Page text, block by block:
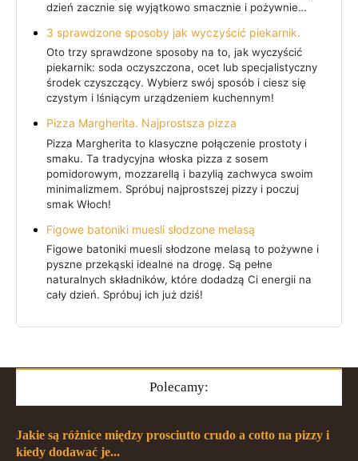
dzień zacznie się wyjątkowo smacznie i pożywnie…
3 sprawdzone sposoby jak wyczyścić piekarnik.
Oto trzy sprawdzone sposoby na to, jak wyczyścić
piekarnik: soda oczyszczona, ocet lub specjalistyczny
środek czyszczący. Wybierz swój sposób i ciesz się
czystym i lśniącym urządzeniem kuchennym!
Pizza Margherita. Najprostsza pizza
Pizza Margherita to klasyczne połączenie prostoty i
smaku. Ta tradycyjna włoska pizza z sosem
pomidorowym, mozzarellą i bazylią zachwyca swoim
minimalizmem. Spróbuj najprostszej pizzy i poczuj
smak Włoch!
Figowe batoniki muesli słodzone melasą
Figowe batoniki muesli słodzone melasą to pożywne i
pyszne przekąski idealne na drogę. Są pełne
naturalnych składników, które dodadzą Ci energii na
cały dzień. Spróbuj ich już dziś!
Polecamy:
Jakie są różnice między prosciutto crudo a cotto na pizzy i
kiedy dodawać je...